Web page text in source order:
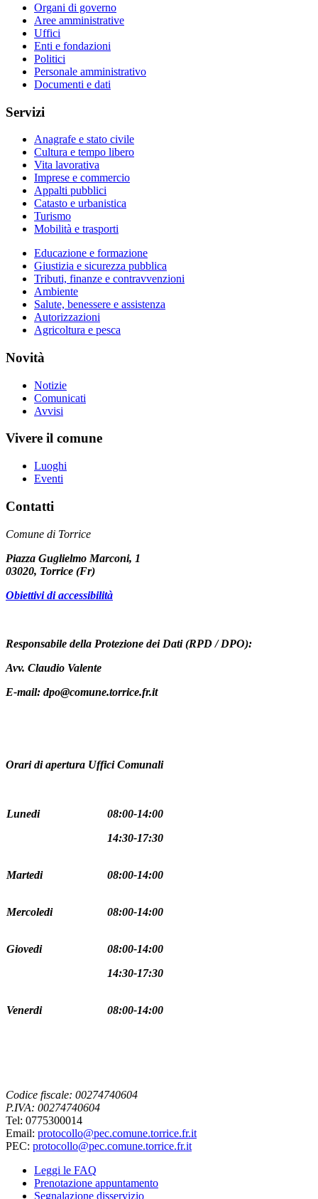
Organi di governo
Aree amministrative
Uffici
Enti e fondazioni
Politici
Personale amministrativo
Documenti e dati
Servizi
Anagrafe e stato civile
Cultura e tempo libero
Vita lavorativa
Imprese e commercio
Appalti pubblici
Catasto e urbanistica
Turismo
Mobilità e trasporti
Educazione e formazione
Giustizia e sicurezza pubblica
Tributi, finanze e contravvenzioni
Ambiente
Salute, benessere e assistenza
Autorizzazioni
Agricoltura e pesca
Novità
Notizie
Comunicati
Avvisi
Vivere il comune
Luoghi
Eventi
Contatti
Comune di Torrice
Piazza Guglielmo Marconi, 1
03020, Torrice (Fr)
Obiettivi di accessibilità
Responsabile della Protezione dei Dati (RPD / DPO):
Avv. Claudio Valente
E-mail: dpo@comune.torrice.fr.it
Orari di apertura Uffici Comunali
Lunedi
08:00-14:00
14:30-17:30
Martedi 08:00-14:00
Mercoledi 08:00-14:00
Giovedi
08:00-14:00
14:30-17:30
Venerdi 08:00-14:00
Codice fiscale: 00274740604
P.IVA: 00274740604
Tel: 0775300014
Email: protocollo@pec.comune.torrice.fr.it
PEC: protocollo@pec.comune.torrice.fr.it
Leggi le FAQ
Prenotazione appuntamento
Segnalazione disservizio